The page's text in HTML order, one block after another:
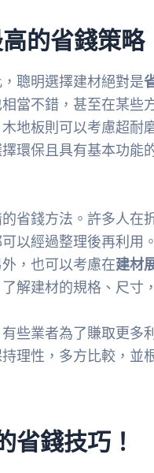
的省錢策略
聰明選擇建材絕對是
當不錯，甚至在某些
地板則可以考慮超耐
環保且具有基本功能
省錢方法。許多人在
以經過整理後再利用
，也可以考慮在建材
解建材的規格、尺寸
些業者為了賺取更多
理性，多方比較，並
省錢技巧！